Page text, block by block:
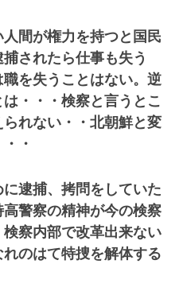
間が権力を持つと国民
されたら仕事も失う
を失うことはない。逆
・・・検察と言うとこ
れない・・北朝鮮と変
・
逮捕、拷問をしていた
警察の精神が今の検察
察内部で改革出来ない
のはて特捜を解体する